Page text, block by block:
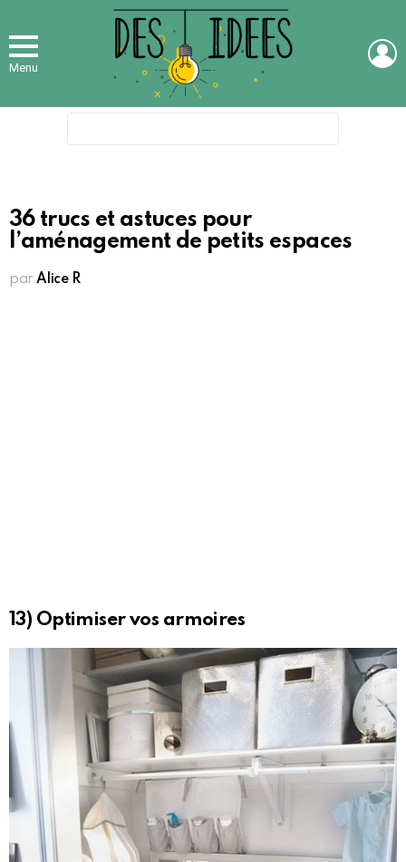
Menu
36 trucs et astuces pour
l’aménagement de petits espaces
par Alice R
13) Optimiser vos armoires